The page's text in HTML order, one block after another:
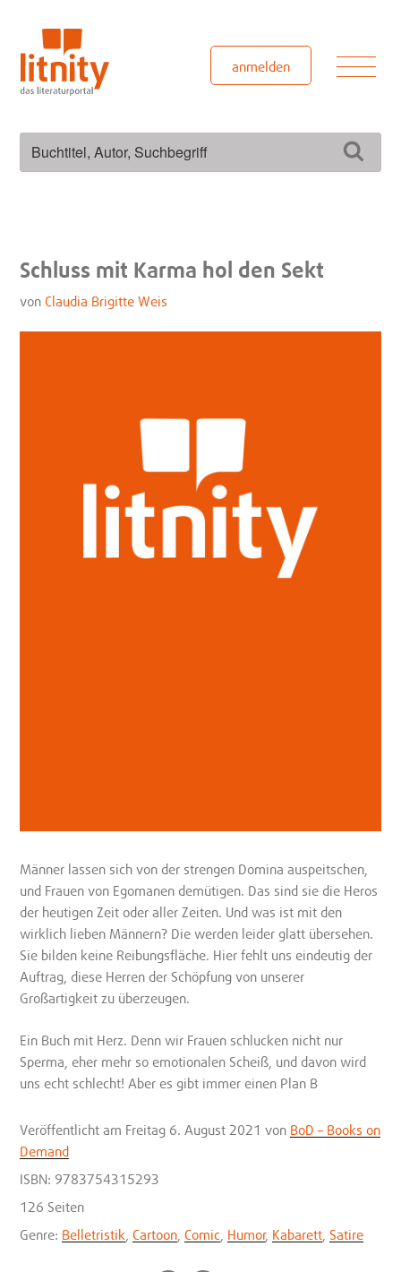
springen
anmelden
Schluss mit Karma hol den Sekt
vonClaudia Brigitte Weis
Männer lassen sich von der strengen Domina auspeitschen,
und Frauen von Egomanen demütigen. Das sind sie die Heros
der heutigen Zeit oder aller Zeiten. Und was ist mit den
wirklich lieben Männern? Die werden leider glatt übersehen.
Sie bilden keine Reibungsfläche. Hier fehlt uns eindeutig der
Auftrag, diese Herren der Schöpfung von unserer
Großartigkeit zu überzeugen.
Ein Buch mit Herz. Denn wir Frauen schlucken nicht nur
Sperma, eher mehr so emotionalen Scheiß, und davon wird
uns echt schlecht! Aber es gibt immer einen Plan B
Veröffentlicht am Freitag 6. August 2021 von BoD – Books on
Demand
ISBN: 9783754315293
126 Seiten
Genre: Belletristik ,Cartoon ,Comic Humor, Kabarett Satire